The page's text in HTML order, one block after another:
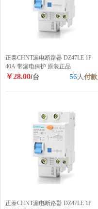
正泰CHNT漏电断路器 DZ47LE 1P
40A 带漏电保护 原装正品
￥28.00/台 56人付款
正泰CHNT漏电断路器 DZ47LE 1P